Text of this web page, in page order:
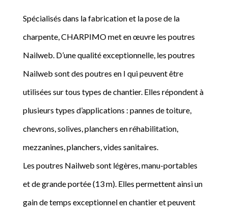
Spécialisés dans la fabrication et la pose de la
charpente, CHARPIMO met en œuvre les poutres
Nailweb. D’une qualité exceptionnelle, les poutres
Nailweb sont des poutres en I qui peuvent être
utilisées sur tous types de chantier. Elles répondent à
plusieurs types d’applications : pannes de toiture,
chevrons, solives, planchers en réhabilitation,
mezzanines, planchers, vides sanitaires.
Les poutres Nailweb sont légères, manu-portables
et de grande portée (13 m). Elles permettent ainsi un
gain de temps exceptionnel en chantier et peuvent